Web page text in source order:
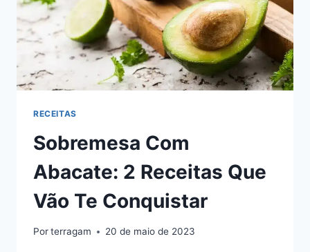
RECEITAS
Sobremesa Com
Abacate: 2 Receitas Que
Vão Te Conquistar
Porterragam 20 de maio de 2023